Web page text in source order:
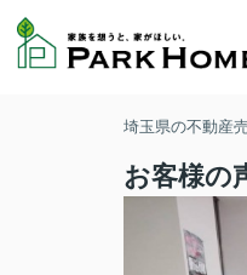
埼玉県の不動産
お客様の